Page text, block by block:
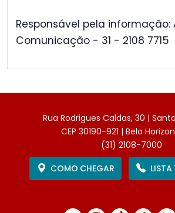
Responsável pela informação:
Comunicação - 31 - 2108 7715
Rua Rodrigues Caldas, 30 |
CEP 30190-921 | Belo
(31) 2108-7000
COMO CHEGAR
LISTA